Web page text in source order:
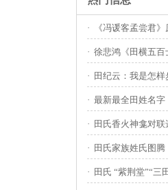
· 《冯谖客孟尝君
· 徐悲鸿《田横五百
· 田纪云：我是怎
· 最新最全田姓名字
· 田氏香火神龛对联
· 田氏家族姓氏图腾
· 田氏 “紫荆堂”“三